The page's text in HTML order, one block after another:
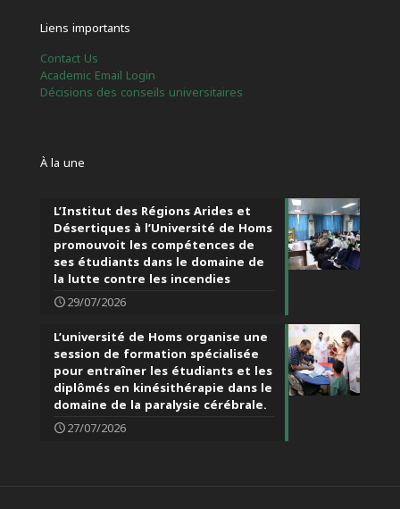
Liens importants
Contact Us
Academic Email Login
Décisions des conseils universitaires
À la une
L’Institut des Régions Arides et
Désertiques à l’Université de Homs
promouvoit les compétences de
ses étudiants dans le domaine de
la lutte contre les incendies
29/07/2026
L’université de Homs organise une
session de formation spécialisée
pour entraîner les étudiants et les
diplômés en kinésithérapie dans le
domaine de la paralysie cérébrale.
27/07/2026